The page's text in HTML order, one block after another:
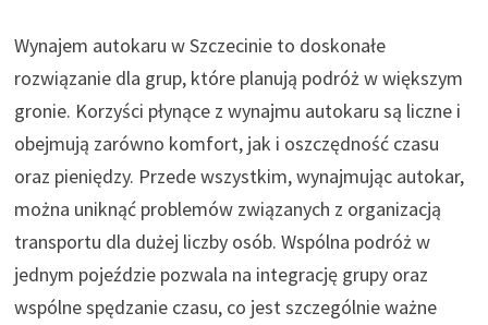
Wynajem autokaru w Szczecinie to doskonałe
rozwiązanie dla grup, które planują podróż w większym
gronie. Korzyści płynące z wynajmu autokaru są liczne i
obejmują zarówno komfort, jak i oszczędność czasu
oraz pieniędzy. Przede wszystkim, wynajmując autokar,
można uniknąć problemów związanych z organizacją
transportu dla dużej liczby osób. Wspólna podróż w
jednym pojeździe pozwala na integrację grupy oraz
wspólne spędzanie czasu, co jest szczególnie ważne